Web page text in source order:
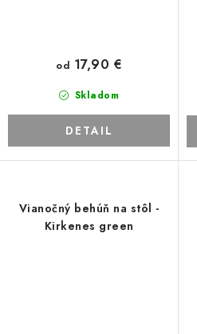
Skladom
od 17,90 €
DETAIL
Vianočný behúň na stôl -
Kirkenes green